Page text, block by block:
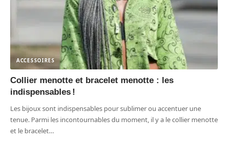
ACCESSOIRES
Collier menotte et bracelet menotte : les
indispensables !
Les bijoux sont indispensables pour sublimer ou accentuer une
tenue. Parmi les incontournables du moment, il y a le collier menotte
et le bracelet…